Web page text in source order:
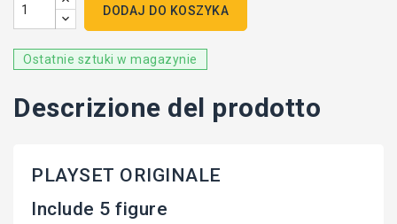
DODAJ DO KOSZYKA
Ostatnie sztuki w magazynie
Descrizione del prodotto
PLAYSET ORIGINALE
Include 5 figure